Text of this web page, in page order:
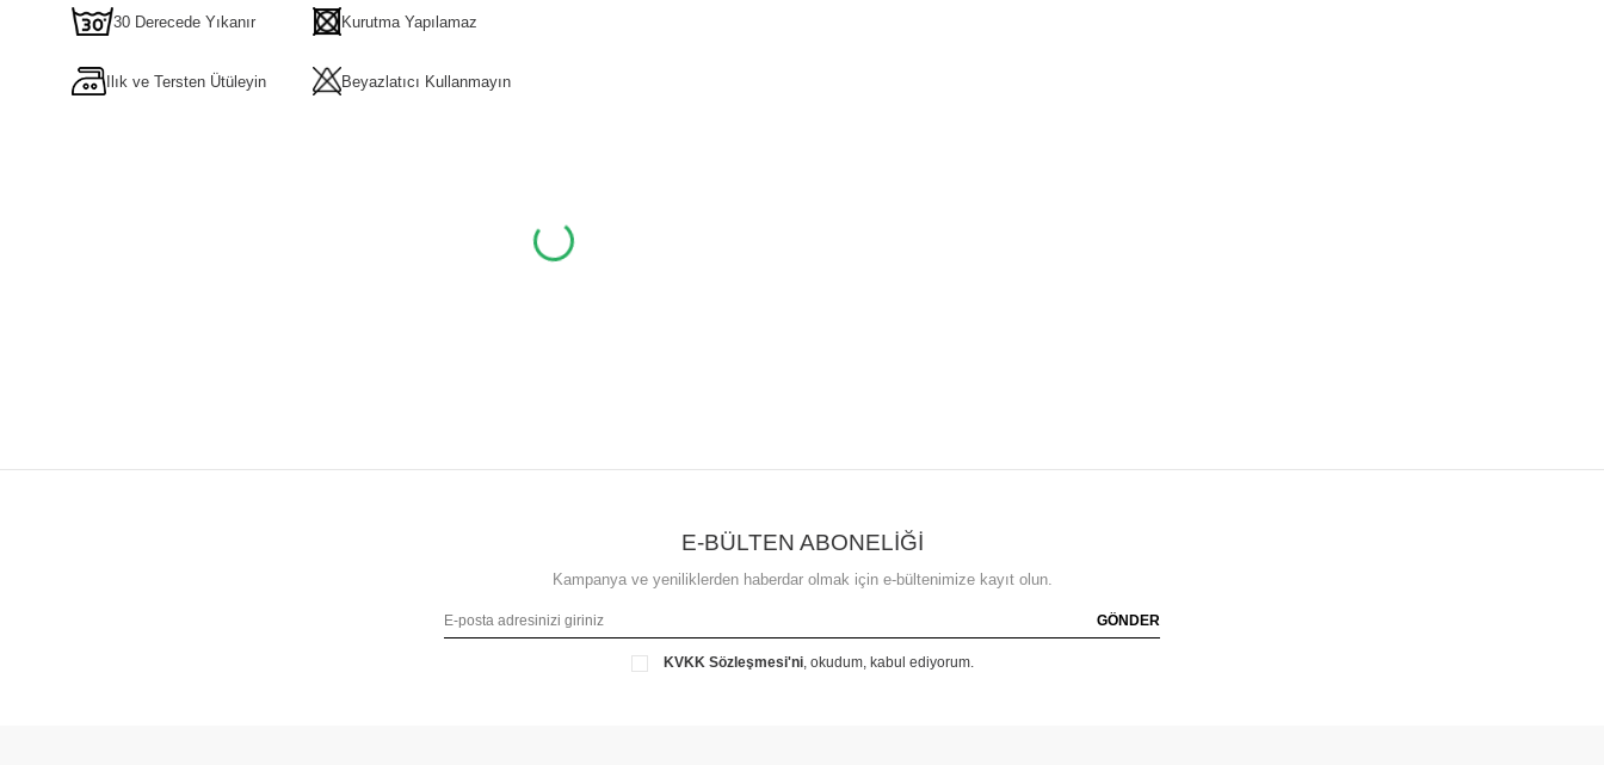
30 Derecede Yıkanır Kurutma Yapılamaz
Ilık ve Tersten Ütüleyin Beyazlatıcı Kullanmayın
E-BÜLTEN ABONELİĞİ
Kampanya ve yeniliklerden haberdar olmak için e-bültenimize kayıt olun.
GÖNDER
KVKK Sözleşmesi'ni, okudum, kabul ediyorum.